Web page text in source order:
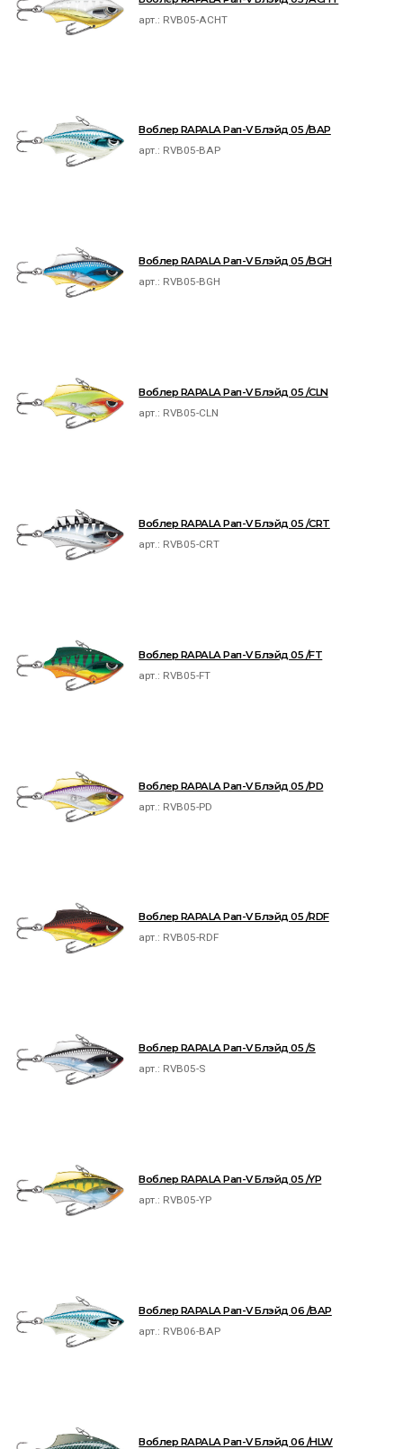
арт.: RVB05-ACHT
Воблер RAPALA Рап-V Блэйд 05 /BAP
арт.: RVB05-BAP
Воблер RAPALA Рап-V Блэйд 05 /BGH
арт.: RVB05-BGH
Воблер RAPALA Рап-V Блэйд 05 /CLN
арт.: RVB05-CLN
Воблер RAPALA Рап-V Блэйд 05 /CRT
арт.: RVB05-CRT
Воблер RAPALA Рап-V Блэйд 05 /FT
арт.: RVB05-FT
Воблер RAPALA Рап-V Блэйд 05 /PD
арт.: RVB05-PD
Воблер RAPALA Рап-V Блэйд 05 /RDF
арт.: RVB05-RDF
Воблер RAPALA Рап-V Блэйд 05 /S
арт.: RVB05-S
Воблер RAPALA Рап-V Блэйд 05 /YP
арт.: RVB05-YP
Воблер RAPALA Рап-V Блэйд 06 /BAP
арт.: RVB06-BAP
Воблер RAPALA Рап-V Блэйд 06 /HLW